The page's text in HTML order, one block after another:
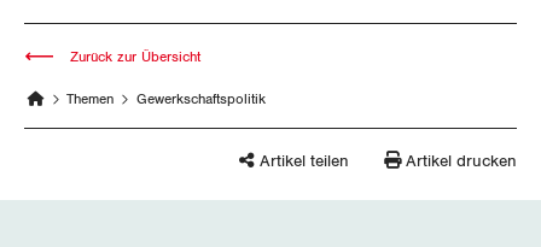
Solothurn
Uri
Themen Gewerkschaftspolitik
Zurück zur Übersicht
Artikel teilen Artikel drucken